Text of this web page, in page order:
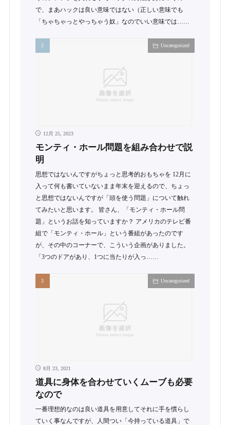
で、まあハックは良い意味ではない（正しい意味でも
「ちゃちゃっとやっちゃう奴」なのでいい意味では……
Uncategorized
12月 25, 2023
モンティ・ホール問題を組み合わせで説
明
思想ではないんですがちょっと思考的おもちゃを 12月に
入って何も書いていないまま年末を迎えるので、ちょっ
と思想ではないんですが「頭を使う問題」について触れ
てみたいと思います。 皆さん、「モンティ・ホール問
題」というお話を知っていますか？ アメリカのテレビ番
組で「モンティ・ホール」という番組があったのです
が、その中のコーナーで、こういう企画がありました。
「3つのドアがあり、1つに当たりが入っ……
Uncategorized
8月 23, 2021
道具に身体を合わせていくムーブも必要
なので
一番理想的なのは良い道具を用意してそれに手を慣らし
ていく事なんですが、人間つい「今持っている道具」で